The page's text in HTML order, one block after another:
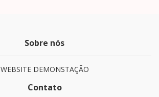
Sobre nós
WEBSITE DEMONSTAÇÃO
Contato